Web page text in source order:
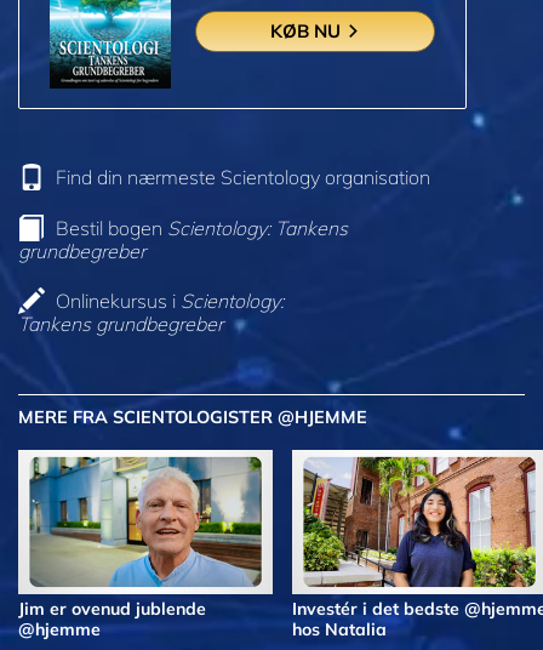
KØB NU
Find din nærmeste Scientology organisation
Bestil bogen Scientology: Tankens
grundbegreber
Onlinekursus i Scientology:
Tankens grundbegreber
MERE FRA SCIENTOLOGISTER @HJEMME
Jim er ovenud jublende
@hjemme
Investér i det bedste
hos Natalia